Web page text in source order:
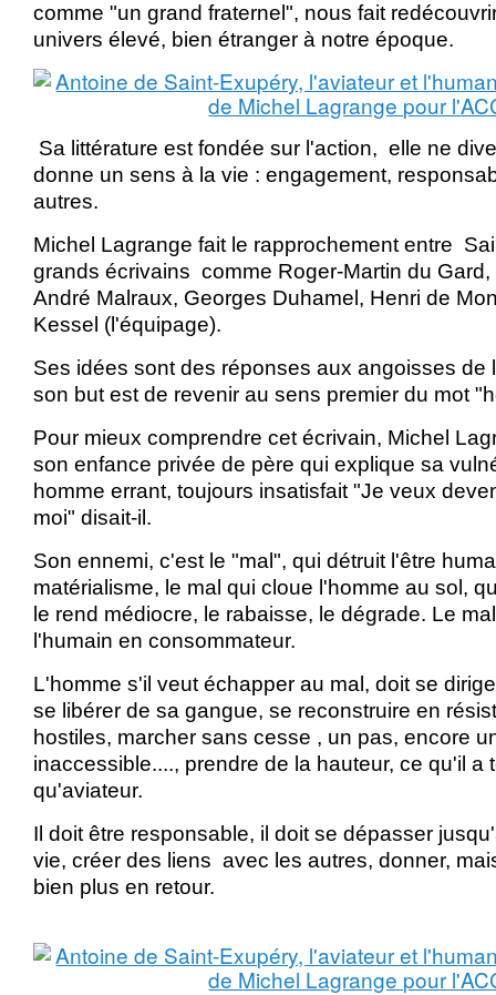
comme "un grand fraternel", nous fait
univers élevé, bien étranger à notre époque.
Sa littérature est fondée sur l'action, elle ne
donne un sens à la vie : engagement,
autres.
Michel Lagrange fait le rapprochement entre
grands écrivains comme Roger-Martin du
André Malraux, Georges Duhamel, Henri de
Kessel (l'équipage).
Ses idées sont des réponses aux angoisses de
son but est de revenir au sens premier du mot
Pour mieux comprendre cet écrivain, Michel
son enfance privée de père qui explique sa
homme errant, toujours insatisfait "Je veux
moi" disait-il.
Son ennemi, c'est le "mal", qui détruit l'être
matérialisme, le mal qui cloue l'homme au sol,
le rend médiocre, le rabaisse, le dégrade. Le
l'humain en consommateur.
L'homme s'il veut échapper au mal, doit se
se libérer de sa gangue, se reconstruire en
hostiles, marcher sans cesse , un pas, encore
inaccessible...., prendre de la hauteur, ce qu'il a
qu'aviateur.
Il doit être responsable, il doit se dépasser
vie, créer des liens avec les autres, donner,
bien plus en retour.